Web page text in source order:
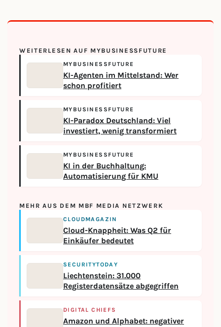
WEITERLESEN AUF MYBUSINESSFUTURE
MYBUSINESSFUTURE
KI-Agenten im Mittelstand: Wer
schon profitiert
MYBUSINESSFUTURE
KI-Paradox Deutschland: Viel
investiert, wenig transformiert
MYBUSINESSFUTURE
KI in der Buchhaltung:
Automatisierung für KMU
MEHR AUS DEM MBF MEDIA NETZWERK
CLOUDMAGAZIN
Cloud-Knappheit: Was Q2 für
Einkäufer bedeutet
SECURITYTODAY
Liechtenstein: 31.000
Registerdatensätze abgegriffen
DIGITAL CHIEFS
Amazon und Alphabet: negativer